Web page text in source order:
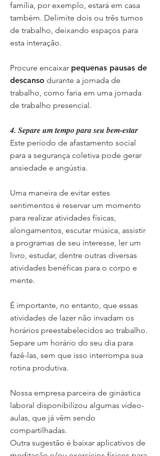
família, por exemplo, estará em casa
também. Delimite dois ou três turnos
de trabalho, deixando espaços para
esta interação.
Procure encaixar pequenas pausas de
descanso durante a jornada de
trabalho, como faria em uma jornada
de trabalho presencial.
4. Separe um tempo para seu bem-estar
Este período de afastamento social
para a segurança coletiva pode gerar
ansiedade e angústia.
Uma maneira de evitar estes
sentimentos é reservar um momento
para realizar atividades físicas,
alongamentos, escutar música, assistir
a programas de seu interesse, ler um
livro, estudar, dentre outras diversas
atividades benéficas para o corpo e
mente.
É importante, no entanto, que essas
atividades de lazer não invadam os
horários preestabelecidos ao trabalho.
Separe um horário do seu dia para
fazê-las, sem que isso interrompa sua
rotina produtiva.
Nossa empresa parceira de ginástica
laboral disponibilizou algumas vídeo-
aulas, que já vêm sendo
compartilhadas.
Outra sugestão é baixar aplicativos de